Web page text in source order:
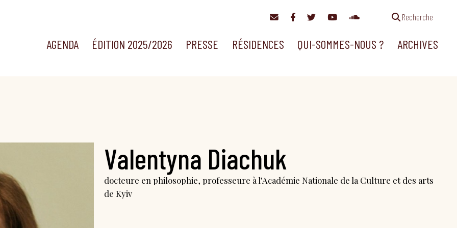
Recherche
AGENDA ÉDITION 2025/2026 PRESSE RÉSIDENCES QUI-SOMMES-NOUS ? ARCHIVES
Valentyna Diachuk
docteure en philosophie, professeure à l’Académie Nationale de la Culture et des arts
de Kyiv